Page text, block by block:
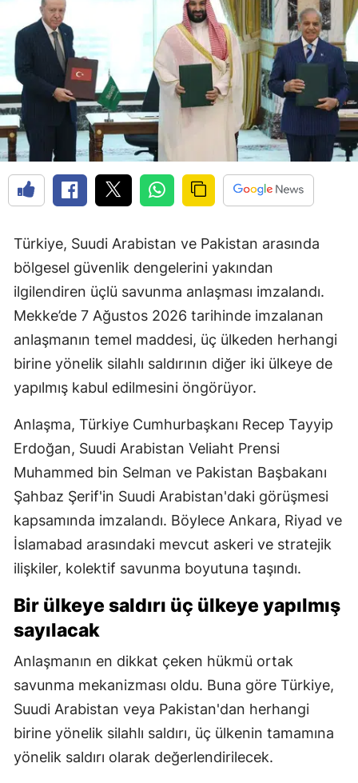
Türkiye, Suudi Arabistan ve Pakistan arasında
bölgesel güvenlik dengelerini yakından
ilgilendiren üçlü savunma anlaşması imzalandı.
Mekke’de 7 Ağustos 2026 tarihinde imzalanan
anlaşmanın temel maddesi, üç ülkeden herhangi
birine yönelik silahlı saldırının diğer iki ülkeye de
yapılmış kabul edilmesini öngörüyor.
Anlaşma, Türkiye Cumhurbaşkanı Recep Tayyip
Erdoğan, Suudi Arabistan Veliaht Prensi
Muhammed bin Selman ve Pakistan Başbakanı
Şahbaz Şerif'in Suudi Arabistan'daki görüşmesi
kapsamında imzalandı. Böylece Ankara, Riyad ve
İslamabad arasındaki mevcut askeri ve stratejik
ilişkiler, kolektif savunma boyutuna taşındı.
Bir ülkeye saldırı üç ülkeye yapılmış
sayılacak
Anlaşmanın en dikkat çeken hükmü ortak
savunma mekanizması oldu. Buna göre Türkiye,
Suudi Arabistan veya Pakistan'dan herhangi
birine yönelik silahlı saldırı, üç ülkenin tamamına
yönelik saldırı olarak değerlendirilecek.